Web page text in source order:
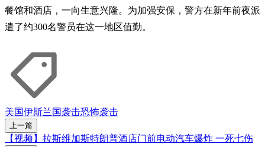
餐馆和酒店，一向生意兴隆。为加强安保，警方在新年前夜派
遣了约300名警员在这一地区值勤。
美国伊斯兰国袭击恐怖袭击
上一篇
【视频】拉斯维加斯特朗普酒店门前电动汽车爆炸 一死七伤